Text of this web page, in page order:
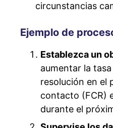
circunstancias
Ejemplo de
Establezca un
aumentar la
resolución en el
contacto (FCR)
durante el